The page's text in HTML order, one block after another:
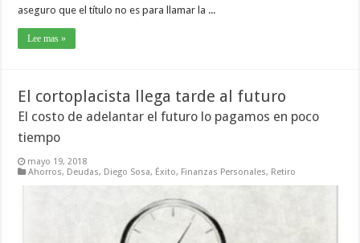
aseguro que el título no es para llamar la ...
Lee mas »
El cortoplacista llega tarde al futuro
El costo de adelantar el futuro lo pagamos en poco
tiempo
mayo 19, 2018
Ahorros, Deudas, Diego Sosa, Éxito, Finanzas Personales, Retiro